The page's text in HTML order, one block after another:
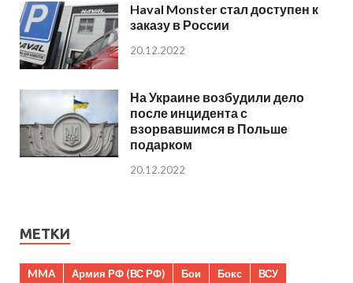
Haval Monster стал доступен к
заказу в России
20.12.2022
На Украине возбудили дело
после инцидента с
взорвавшимся в Польше
подарком
20.12.2022
МЕТКИ
MMA Армия РФ (ВС РФ) Бои Бокс
ВСУ